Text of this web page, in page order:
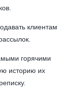
клиентам
горячими
историю их